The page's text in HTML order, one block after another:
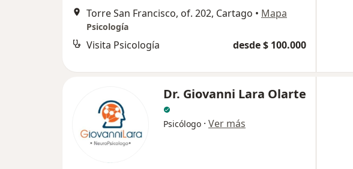
Torre San Francisco, of. 202, Cartago • Mapa
Psicología
Visita Psicología desde $ 100.000
Dr. Giovanni Lara Olarte
Psicólogo · Ver más